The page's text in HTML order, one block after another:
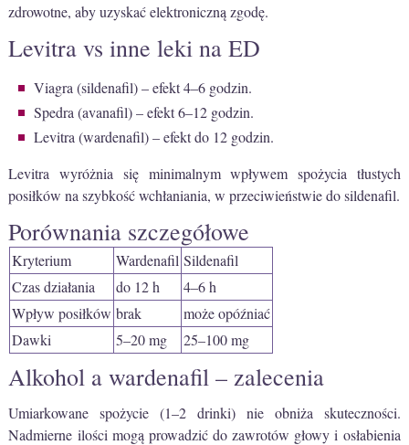
zdrowotne, aby uzyskać elektroniczną zgodę.
Levitra vs inne leki na ED
Viagra (sildenafil) – efekt 4–6 godzin.
Spedra (avanafil) – efekt 6–12 godzin.
Levitra (wardenafil) – efekt do 12 godzin.
Levitra wyróżnia się minimalnym wpływem spożycia tłustych
posiłków na szybkość wchłaniania, w przeciwieństwie do sildenafil.
Porównania szczegółowe
Kryterium Wardenafil Sildenafil
Czas działania
do 12 h
4–6 h
Wpływ posiłków brak
może opóźniać
Dawki
5–20 mg 25–100 mg
Alkohol a wardenafil – zalecenia
Umiarkowane spożycie (1–2 drinki) nie obniża skuteczności.
Nadmierne ilości mogą prowadzić do zawrotów głowy i osłabienia